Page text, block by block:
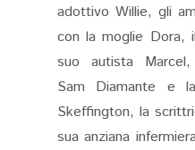
adottivo Willie, gli
con la moglie Dora,
suo autista
Sam Diamante e
Skeffington, la
sua anziana